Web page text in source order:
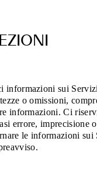
informazioni sui
o omissioni,
informazioni. Ci
errore, imprecisione
le informazioni sui